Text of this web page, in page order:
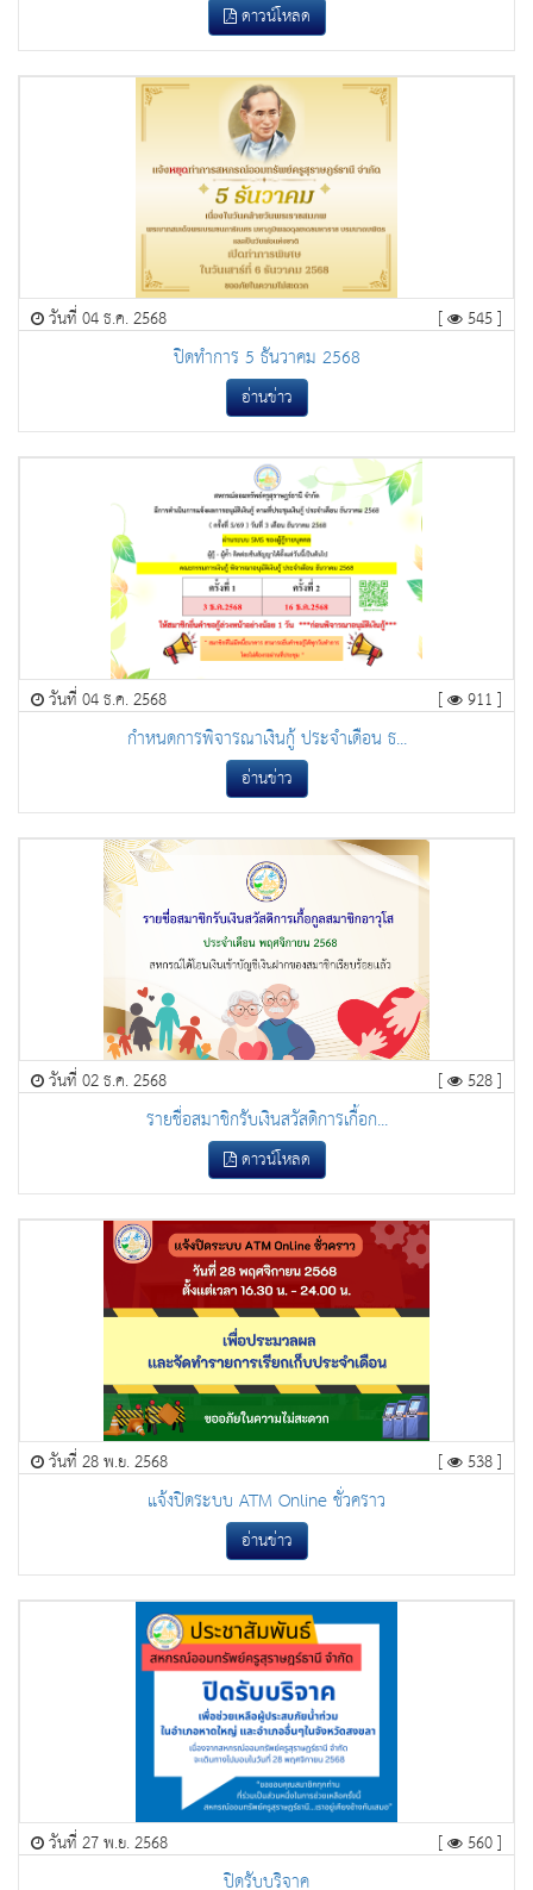
ดาวน์โหลด
วันที่ 04 ธ.ค. 2568 [ 545 ]
ปิดทำการ 5 ธันวาคม 2568
อ่านข่าว
วันที่ 04 ธ.ค. 2568 [ 911 ]
กำหนดการพิจารณาเงินกู้ ประจำเดือน ธ...
อ่านข่าว
วันที่ 02 ธ.ค. 2568 [ 528 ]
รายชื่อสมาชิกรับเงินสวัสดิการเกื้อก...
ดาวน์โหลด
วันที่ 28 พ.ย. 2568 [ 538 ]
แจ้งปิดระบบ ATM Online ชั่วคราว
อ่านข่าว
วันที่ 27 พ.ย. 2568 [ 560 ]
ปิดรับบริจาค